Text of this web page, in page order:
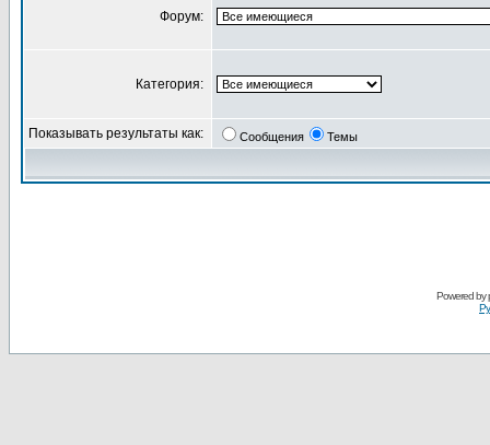
Форум:
Категория:
Показывать результаты как: Сообщения Темы
Powered by